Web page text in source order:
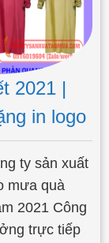
2021 |
in logo
ty sản xuất
mưa quà
2021 Công
trực tiếp